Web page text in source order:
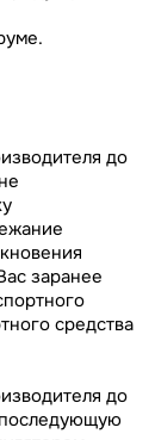
до
заранее
средства
до
последующую